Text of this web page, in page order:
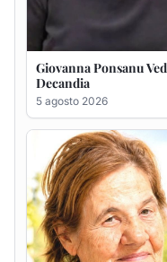
Maria Antonietta Orrù
ved. Peddio
5 agosto 2026